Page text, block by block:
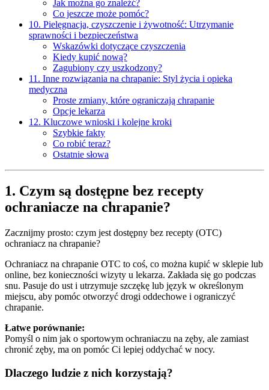
Jak można go znaleźć?
Co jeszcze może pomóc?
10. Pielęgnacja, czyszczenie i żywotność: Utrzymanie
sprawności i bezpieczeństwa
Wskazówki dotyczące czyszczenia
Kiedy kupić nową?
Zagubiony czy uszkodzony?
11. Inne rozwiązania na chrapanie: Styl życia i opieka
medyczna
Proste zmiany, które ograniczają chrapanie
Opcje lekarza
12. Kluczowe wnioski i kolejne kroki
Szybkie fakty
Co robić teraz?
Ostatnie słowa
1. Czym są dostępne bez recepty
ochraniacze na chrapanie?
Zacznijmy prosto: czym jest dostępny bez recepty (OTC)
ochraniacz na chrapanie?
Ochraniacz na chrapanie OTC to coś, co można kupić w sklepie lub
online, bez konieczności wizyty u lekarza. Zakłada się go podczas
snu. Pasuje do ust i utrzymuje szczękę lub język w określonym
miejscu, aby pomóc otworzyć drogi oddechowe i ograniczyć
chrapanie.
Łatwe porównanie:
Pomyśl o nim jak o sportowym ochraniaczu na zęby, ale zamiast
chronić zęby, ma on pomóc Ci lepiej oddychać w nocy.
Dlaczego ludzie z nich korzystają?